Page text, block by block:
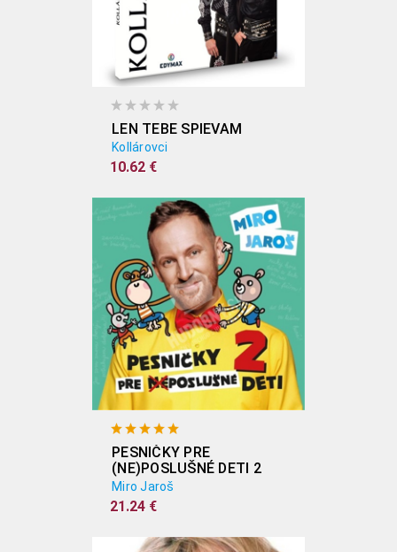
LEN TEBE SPIEVAM
Kollárovci
10.62 €
PESNIČKY PRE
(NE)POSLUŠNÉ DETI 2
Miro Jaroš
21.24 €